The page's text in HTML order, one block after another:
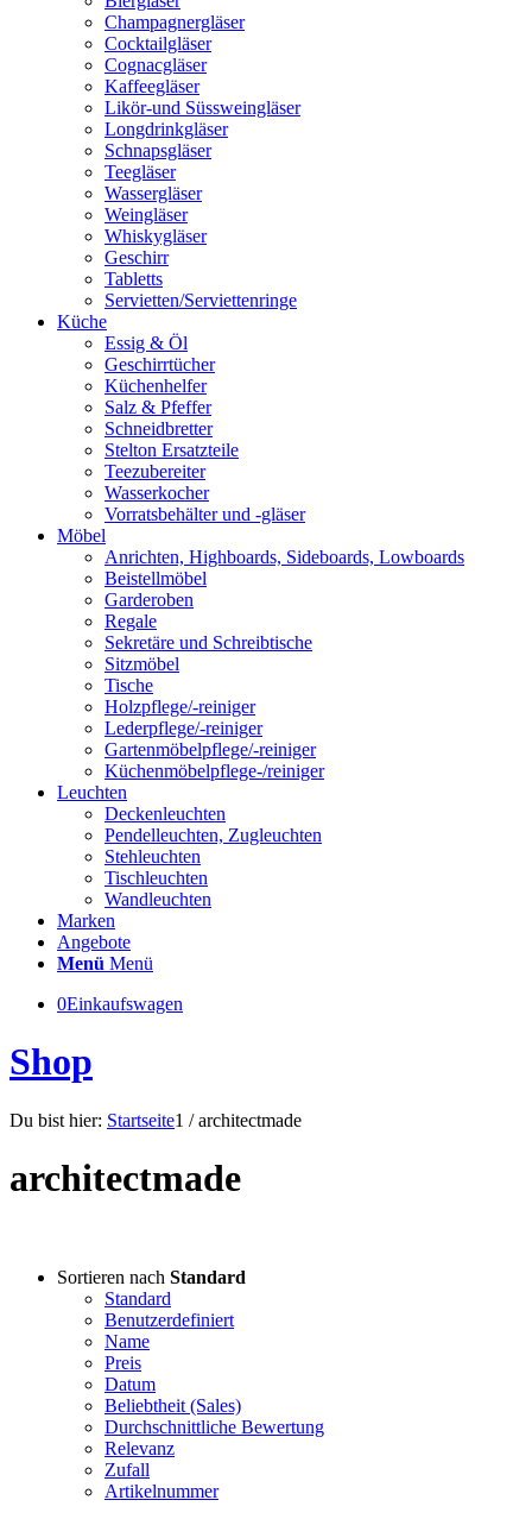
Champagnergläser
Cocktailgläser
Cognacgläser
Kaffeegläser
Likör-und Süssweingläser
Longdrinkgläser
Schnapsgläser
Teegläser
Wassergläser
Weingläser
Whiskygläser
Geschirr
Tabletts
Servietten/Serviettenringe
Küche
Essig & Öl
Geschirrtücher
Küchenhelfer
Salz & Pfeffer
Schneidbretter
Stelton Ersatzteile
Teezubereiter
Wasserkocher
Vorratsbehälter und -gläser
Möbel
Anrichten, Highboards, Sideboards, Lowboards
Beistellmöbel
Garderoben
Regale
Sekretäre und Schreibtische
Sitzmöbel
Tische
Holzpflege/-reiniger
Lederpflege/-reiniger
Gartenmöbelpflege/-reiniger
Küchenmöbelpflege-/reiniger
Leuchten
Deckenleuchten
Pendelleuchten, Zugleuchten
Stehleuchten
Tischleuchten
Wandleuchten
Marken
Angebote
Menü Menü
0Einkaufswagen
Shop
Du bist hier: Startseite1 / architectmade
architectmade
Sortieren nach Standard
Standard
Benutzerdefiniert
Name
Preis
Datum
Beliebtheit (Sales)
Durchschnittliche Bewertung
Relevanz
Zufall
Artikelnummer